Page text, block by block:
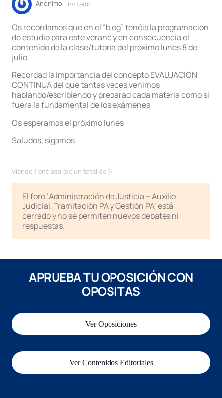
Anónimo Invitado
Os recordamos que en el “blog” tenéis la programación
de estudio para este verano y en consecuencia el
contenido de la clase/tutoría del próximo lunes 8 de
julio
Recordad la importancia del concepto EVALUACIÓN
CONTINUA del que tantas veces venimos
hablando/escribiendo y preparad cada materia como si
fuera la fundamental de los exámenes
Os esperamos el próximo lunes
Saludos, sigamos
Viendo 1 entrada (de un total de 1)
El foro ‘Administración de Justicia – Auxilio
Judicial, Tramitación PA y Gestión PA’ está
cerrado y no se permiten nuevos debates ni
respuestas.
APRUEBA TU OPOSICIÓN CON
OPOSITAS
Ver Oposiciones
Ver Contenidos Editoriales